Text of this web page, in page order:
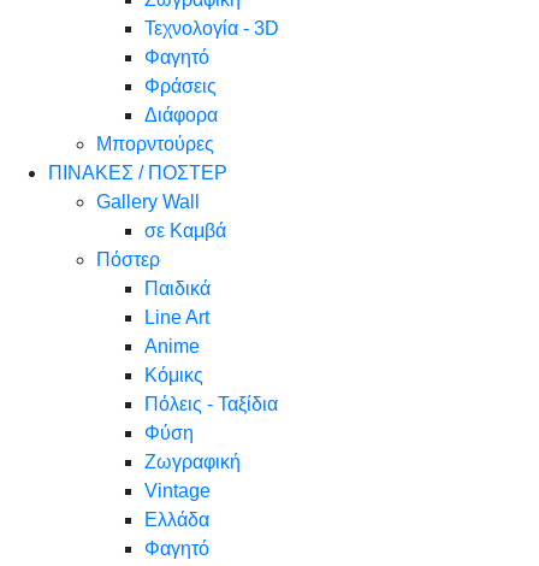
Τεχνολογία - 3D
Φαγητό
Φράσεις
Διάφορα
Μπορντούρες
ΠΙΝΑΚΕΣ / ΠΟΣΤΕΡ
Gallery Wall
σε Καμβά
Πόστερ
Παιδικά
Line Art
Anime
Κόμικς
Πόλεις - Ταξίδια
Φύση
Ζωγραφική
Vintage
Ελλάδα
Φαγητό